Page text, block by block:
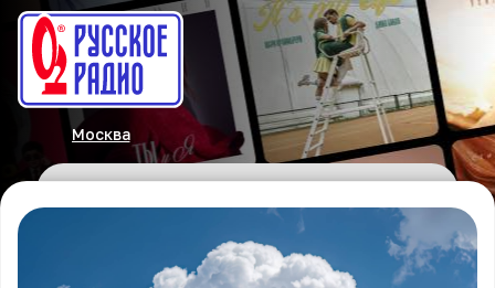
Москва